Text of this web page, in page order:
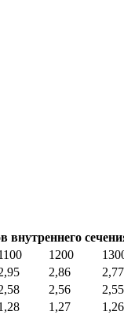
1200
2,86 2,77
2,56 2,55
1,27 1,26